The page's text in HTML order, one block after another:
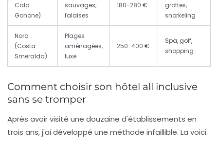
Cala
Gonone)
sauvages,
falaises
180-280 €
grottes,
snorkeling
Nord
(Costa
Smeralda)
Plages
aménagées,
luxe
250-400 €
Spa, golf,
shopping
Comment choisir son hôtel all inclusive
sans se tromper
Après avoir visité une douzaine d'établissements en
trois ans, j'ai développé une méthode infaillible. La voici.